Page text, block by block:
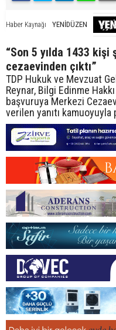
Haber Kaynağı YENİDÜZEN
“Son 5 yılda 1433 kişi
cezaevinden çıktı”
TDP Hukuk ve Mevzuat
Reynar, Bilgi Edinme
başvuruya Merkezi
verilen yanıtı kamuoyuyla